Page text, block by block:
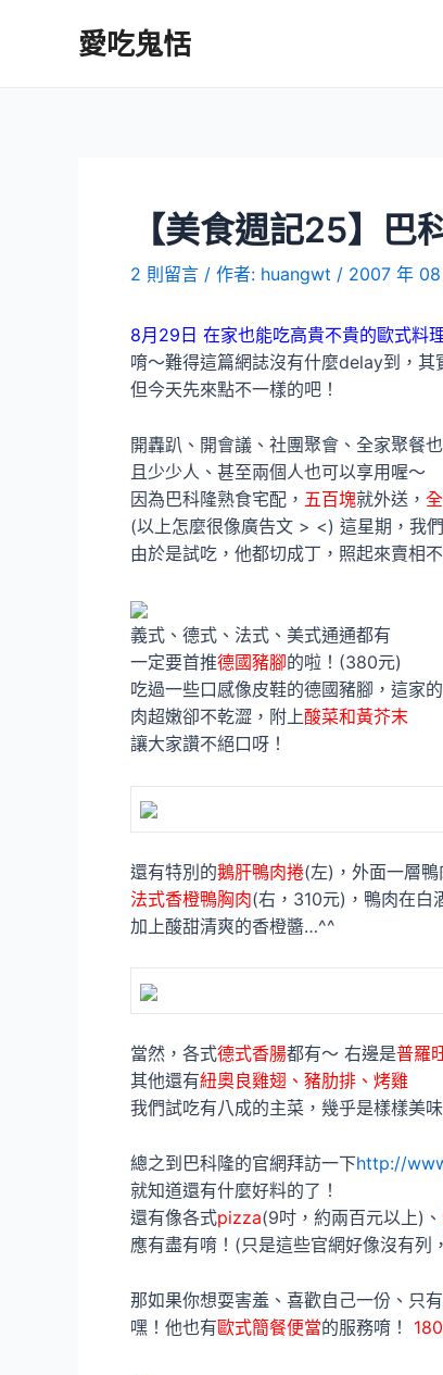
愛吃鬼恬
【美食週記25】巴
2 則留言 / 作者: huangwt / 2007 年
8月29日 在家也能吃高貴不貴的歐式料
唷～難得這篇網誌沒有什麼delay到，其
但今天先來點不一樣的吧！
開轟趴、開會議、社團聚會、全家聚餐
且少少人、甚至兩個人也可以享用喔～
因為巴科隆熟食宅配， 五百塊就外送，
(以上怎麼很像廣告文 > <) 這星期，我
由於是試吃，他都切成丁，照起來賣相
義式、德式、法式、美式通通都有
一定要首推德國豬腳的啦！(380元)
吃過一些口感像皮鞋的德國豬腳，這家
肉超嫩卻不乾澀，附上酸菜和黃芥末
讓大家讚不絕口呀！
還有特別的鵝肝鴨肉捲(左)，外面一層
法式香橙鴨胸肉(右，310元)，鴨肉在白
加上酸甜清爽的香橙醬…^^
當然，各式德式香腸都有～ 右邊是普羅
其他還有紐奧良雞翅、豬肋排、烤雞
我們試吃有八成的主菜，幾乎是樣樣美
總之到巴科隆的官網拜訪一下http://
就知道還有什麼好料的了！
還有像各式pizza(9吋，約兩百元以上)、
應有盡有唷！(只是這些官網好像沒有列
那如果你想耍害羞、喜歡自己一份、只
嘿！他也有歐式簡餐便當的服務唷！